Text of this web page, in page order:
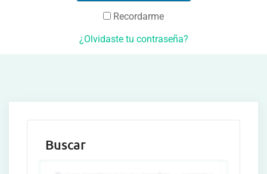
Recordarme
¿Olvidaste tu contraseña?
Buscar